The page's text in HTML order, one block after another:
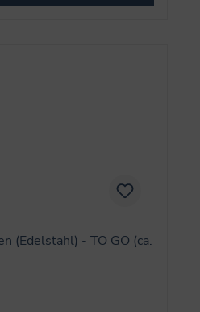
(Edelstahl) - TO GO (ca.